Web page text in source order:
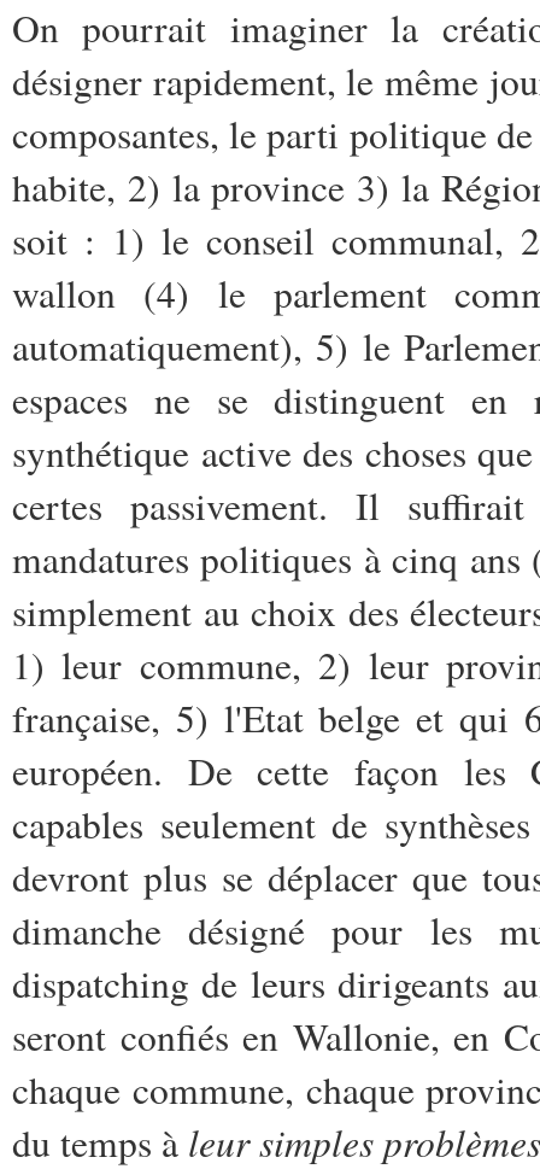
On pourrait imaginer la
désigner rapidement, le même
composantes, le parti politique
habite, 2) la province 3) la
soit : 1) le conseil communal,
wallon (4) le parlement
automatiquement), 5) le
espaces ne se distinguent
synthétique active des choses
certes passivement. Il
mandatures politiques à cinq
simplement au choix des
1) leur commune, 2) leur
française, 5) l'Etat belge et qui
européen. De cette façon les
capables seulement de
devront plus se déplacer que
dimanche désigné pour les
dispatching de leurs dirigeants
seront confiés en Wallonie, en
chaque commune, chaque
du temps à leur simples